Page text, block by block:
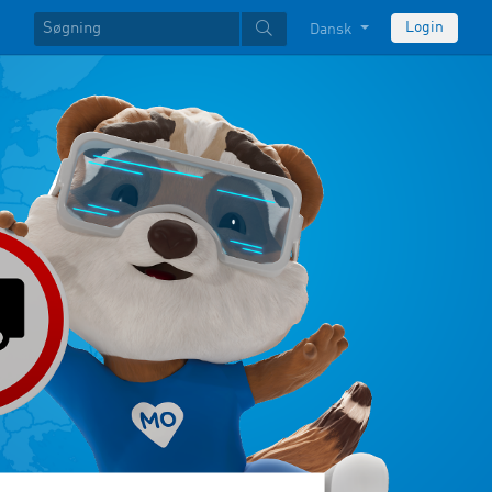
Dansk Login